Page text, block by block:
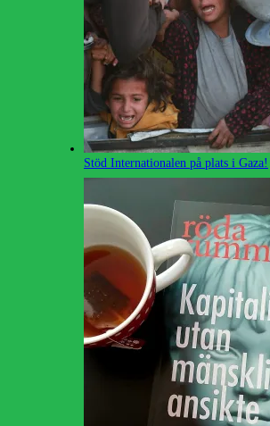
Stöd Internationalen på plats i Gaza!